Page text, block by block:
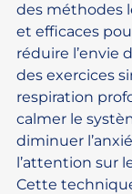
des méthodes
et efficaces
réduire l’envie
des exercices
respiration
calmer le
diminuer
l’attention sur
Cette